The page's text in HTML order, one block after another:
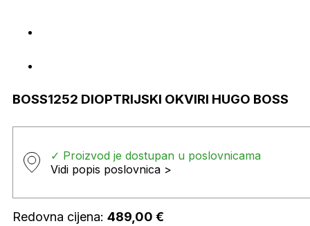
BOSS1252 DIOPTRIJSKI OKVIRI HUGO BOSS
✓ Proizvod je dostupan u poslovnicama
Vidi popis poslovnica >
Redovna cijena: 489,00 €